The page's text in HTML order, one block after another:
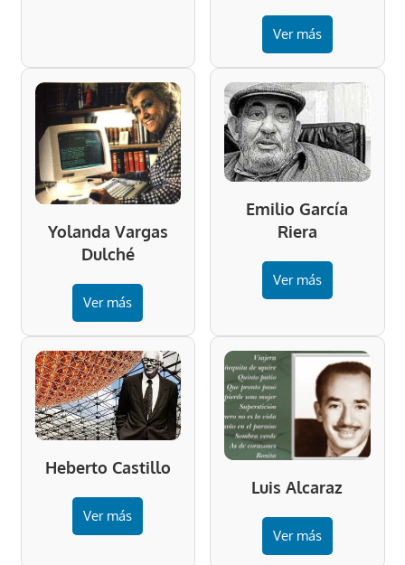
Ver más
Yolanda Vargas
Dulché
Ver más
Emilio García
Riera
Ver más
Heberto Castillo
Ver más
Luis Alcaraz
Ver más